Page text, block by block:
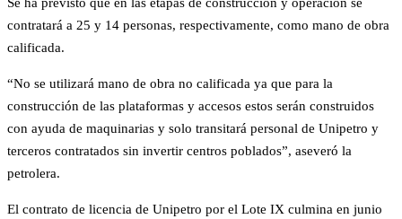
contratará a 25 y 14 personas, respectivamente, como mano de obra
calificada.
“No se utilizará mano de obra no calificada ya que para la
construcción de las plataformas y accesos estos serán construidos
con ayuda de maquinarias y solo transitará personal de Unipetro y
terceros contratados sin invertir centros poblados”, aseveró la
petrolera.
El contrato de licencia de Unipetro por el Lote IX culmina en junio